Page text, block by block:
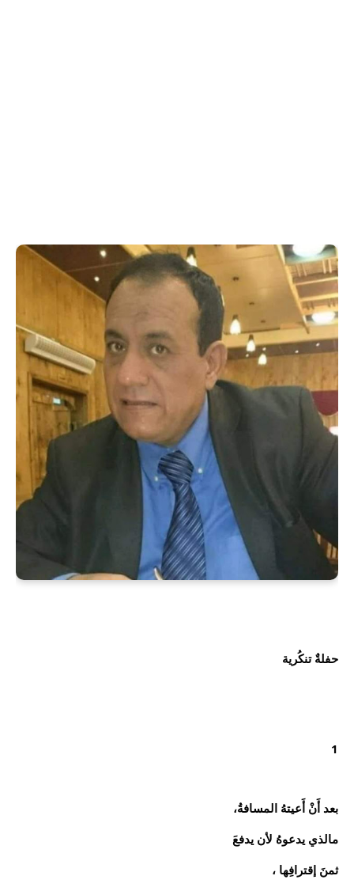
حفلةٌ تنكُرية
1
بعد أَنْ أَعيتهُ المسافةُ،
مالذي يدعوهُ لأن يدفعَ
ثمنَ إقترافِها ،